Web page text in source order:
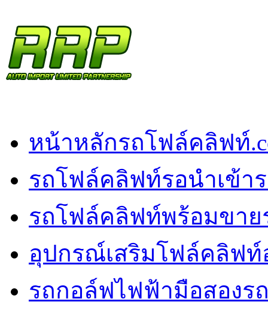
หน้าหลักรถโฟล์คลิฟท์
รถโฟล์คลิฟท์รอนำเข้า
รถโฟล์คลิฟท์พร้อมขาย
อุปกรณ์เสริมโฟล์คลิฟท์
รถกอล์ฟไฟฟ้ามือสองร